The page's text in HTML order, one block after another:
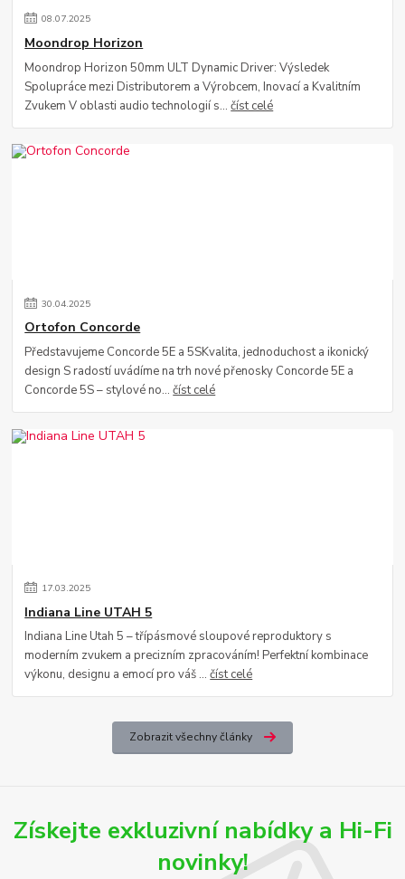
08.07.2025
Moondrop Horizon
Moondrop Horizon 50mm ULT Dynamic Driver: Výsledek
Spolupráce mezi Distributorem a Výrobcem, Inovací a Kvalitním
Zvukem V oblasti audio technologií s...číst celé
30.04.2025
Ortofon Concorde
Představujeme Concorde 5E a 5SKvalita, jednoduchost a ikonický
design S radostí uvádíme na trh nové přenosky Concorde 5E a
Concorde 5S – stylové no...číst celé
17.03.2025
Indiana Line UTAH 5
Indiana Line Utah 5 – třípásmové sloupové reproduktory s
moderním zvukem a precizním zpracováním! Perfektní kombinace
výkonu, designu a emocí pro váš ...číst celé
Zobrazit všechny články
Získejte exkluzivní nabídky a Hi-Fi
novinky!